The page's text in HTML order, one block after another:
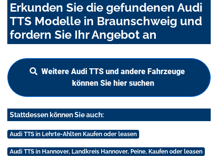
Erkunden Sie die gefundenen Audi
TTS Modelle in Braunschweig und
fordern Sie Ihr Angebot an
Weitere Audi TTS und andere Fahrzeuge
können Sie hier suchen
Stattdessen können Sie auch:
Audi TTS in Lehrte-Ahlten Kaufen oder leasen
Audi TTS in Hannover, Landkreis Hannover, Peine, Kaufen oder leasen